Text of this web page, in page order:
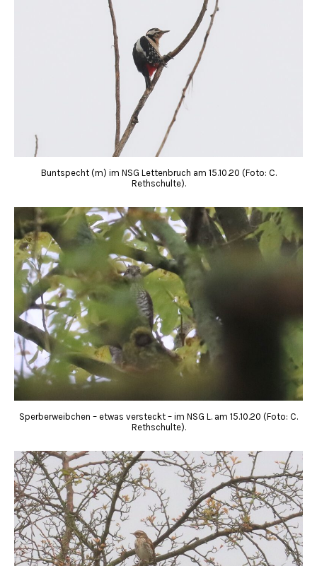
Buntspecht (m) im NSG Lettenbruch am 15.10.20 (Foto: C.
Rethschulte).
Sperberweibchen – etwas versteckt – im NSG L. am 15.10.20 (Foto: C.
Rethschulte).